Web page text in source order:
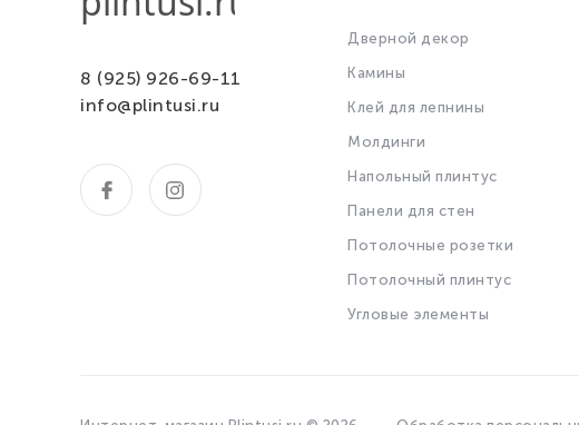
8 (925) 926-69-11
info@plintusi.ru
Дверной декор
Камины
Клей для лепнины
Молдинги
Напольный плинтус
Панели для стен
Потолочные розетки
Потолочный плинтус
Угловые элементы